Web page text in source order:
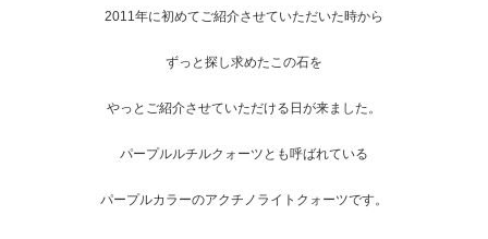
2011年に初めてご紹介させていただいた時から
ずっと探し求めたこの石を
やっとご紹介させていただける日が来ました。
パープルルチルクォーツとも呼ばれている
パープルカラーのアクチノライトクォーツです。